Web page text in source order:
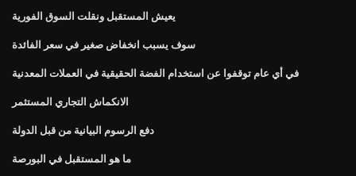
يعيش المستقبل ونقلت السوق الفورية
سوف يسبب انخفاض صغير في سعر الفائدة
في أي عام توقفوا عن استخدام الفضة الحقيقية في العملات المعدنية
الانكماش التجاري المستثمر
دفع الرسوم البيانية من قبل الدولة
ما هو المستقبل في البورصة